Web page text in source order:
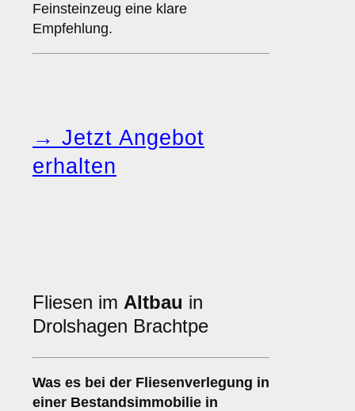
Feinsteinzeug eine klare
Empfehlung.
→ Jetzt Angebot
erhalten
Fliesen im Altbau in
Drolshagen Brachtpe
Was es bei der Fliesenverlegung in
einer Bestandsimmobilie in